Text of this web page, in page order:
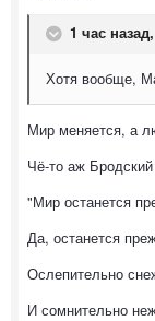
1 час
Хотя вообще,
Мир меняется, а
Чё-то аж
"Мир останется
Да, останется
Ослепительно
И сомнительно